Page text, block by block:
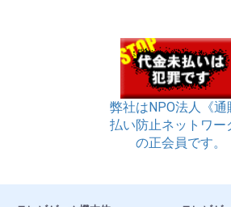
弊社はNPO法人《通
払い防止ネットワー
の正会員です。